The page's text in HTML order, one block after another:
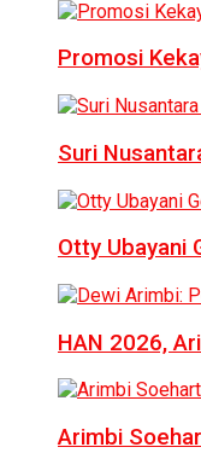
Promosi
Suri
Otty Ubayani
HAN 2026,
Arimbi